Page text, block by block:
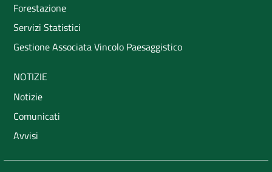
Forestazione
Servizi Statistici
Gestione Associata Vincolo Paesaggistico
NOTIZIE
Notizie
Comunicati
Avvisi